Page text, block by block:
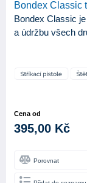
Bondex Classic
Bondex Classic
a údržbu všech
Cena od
395,00 Kč
Porovnat